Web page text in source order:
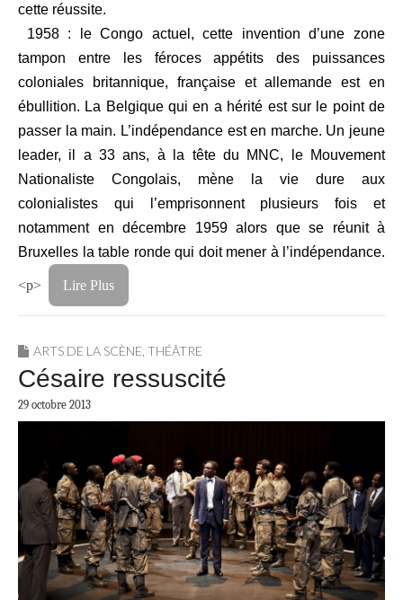
cette réussite.
1958 : le Congo actuel, cette invention d’une zone
tampon entre les féroces appétits des puissances
coloniales britannique, française et allemande est en
ébullition. La Belgique qui en a hérité est sur le point de
passer la main. L’indépendance est en marche. Un jeune
leader, il a 33 ans, à la tête du MNC, le Mouvement
Nationaliste Congolais, mène la vie dure aux
colonialistes qui l’emprisonnent plusieurs fois et
notamment en décembre 1959 alors que se réunit à
Bruxelles la table ronde qui doit mener à l’indépendance.
<p> Lire Plus
ARTS DE LA SCÈNE THÉÂTRE
Césaire ressuscité
29 octobre 2013